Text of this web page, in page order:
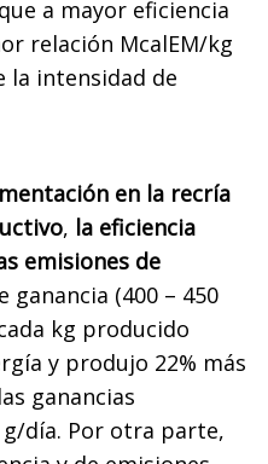
a mayor eficiencia
relación McalEM/kg
la intensidad de
en la recría
, la eficiencia
emisiones de
ganancia (400 – 450
kg producido
y produjo 22% más
ganancias
g/día. Por otra parte,